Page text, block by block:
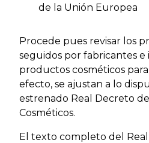
de la Unión Europea
Procede pues revisar los
seguidos por fabricantes
productos cosméticos
efecto, se ajustan a lo
estrenado Real Decreto
Cosméticos.
El texto completo del